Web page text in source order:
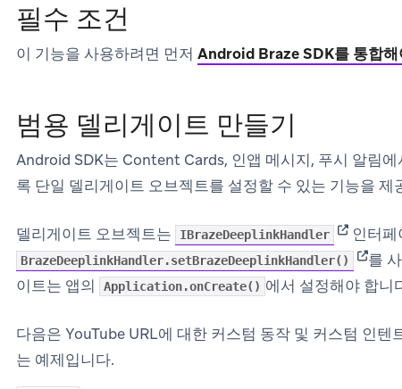
필수 조건
이 기능을 사용하려면 먼저 Android Braze SDK를 통합해
범용 델리게이트 만들기
Android SDK는 Content Cards, 인앱 메시지, 푸시 알림
록 단일 델리게이트 오브젝트를 설정할 수 있는 기능을 제
델리게이트 오브젝트는 IBrazeDeeplinkHandler (opens
인터
BrazeDeeplinkHandler.setBrazeDeeplinkHandler()
를
이트는 앱의
Application.onCreate() 에서 설정해야 합니
다음은 YouTube URL에 대한 커스텀 동작 및 커스텀 인텐
는 예제입니다.